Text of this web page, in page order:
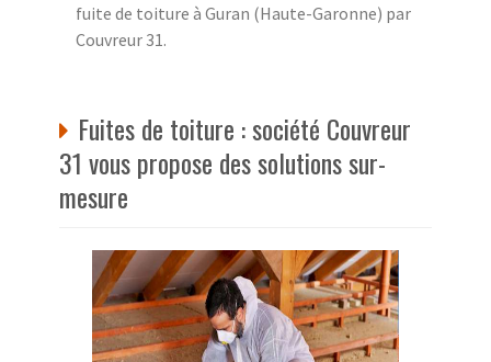
fuite de toiture à Guran (Haute-Garonne) par
Couvreur 31.
Fuites de toiture : société Couvreur
31 vous propose des solutions sur-
mesure